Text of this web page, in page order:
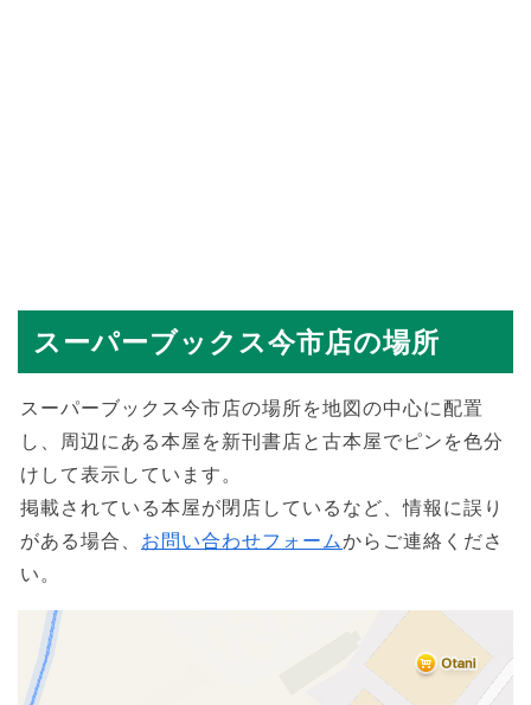
スーパーブックス今市店の場所
スーパーブックス今市店の場所を地図の中心に配置
し、周辺にある本屋を新刊書店と古本屋でピンを色分
けして表示しています。
掲載されている本屋が閉店しているなど、情報に誤り
がある場合、 お問い合わせフォームからご連絡くださ
い。